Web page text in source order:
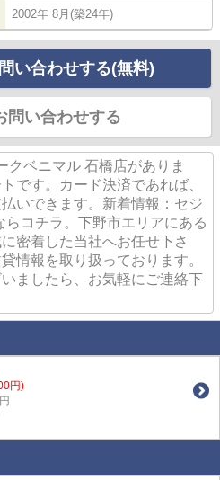
2002年 8月(築24年)
い合わせする(無料)
問い合わせする
クベニマル 石橋店がありま
です。カード決済であれば、
いできます。新着情報：セジ
らコチラ。下野市エリアにある
密着した当社へお任せ下さ
情報を取り扱っております。
ましたら、お気軽にご連絡下
円)